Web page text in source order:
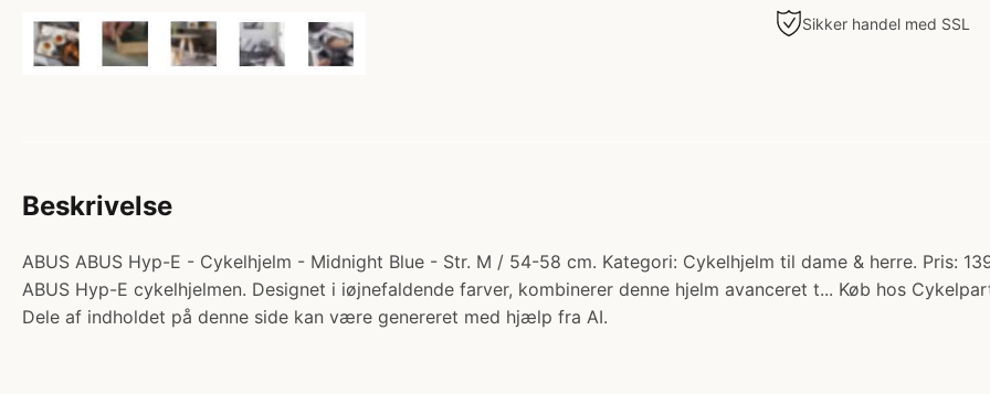
Sikker handel med SSL
Beskrivelse
ABUS ABUS Hyp-E - Cykelhjelm - Midnight Blue - Str. M / 54-58 cm. Kategori: Cykelhjelm til dame & herre. Pris:
ABUS Hyp-E cykelhjelmen. Designet i iøjnefaldende farver, kombinerer denne hjelm avanceret t... Køb hos
Dele af indholdet på denne side kan være genereret med hjælp fra AI.